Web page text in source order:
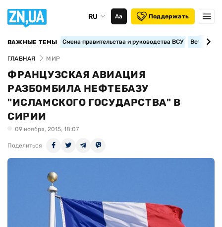
RU Аа Поддержать
ВАЖНЫЕ ТЕМЫ Смена правительства и руководства ВСУ
ГЛАВНАЯ МИР
ФРАНЦУЗСКАЯ АВИАЦИЯ
РАЗБОМБИЛА НЕФТЕБАЗУ
"ИСЛАМСКОГО ГОСУДАРСТВА" В
СИРИИ
09 ноября, 2015, 18:07
Поделиться